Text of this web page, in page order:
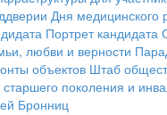
Дня медицинского
Портрет кандидата
любви и верности
объектов Штаб
поколения и
Бронниц